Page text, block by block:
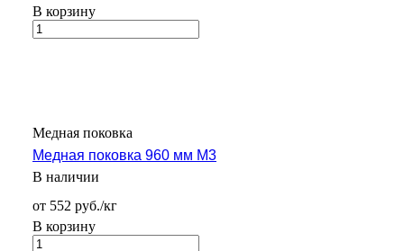
В корзину
Медная поковка
Медная поковка 960 мм М3
В наличии
от 552 руб./кг
В корзину